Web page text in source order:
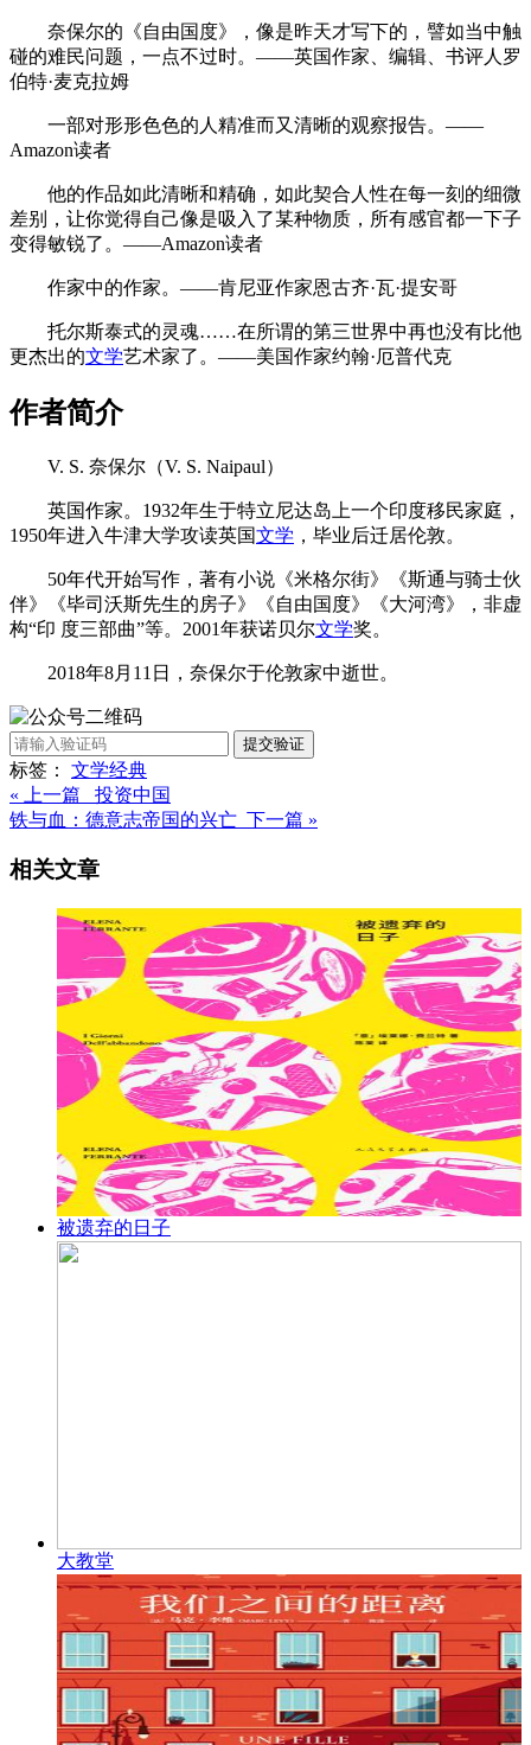
奈保尔的《自由国度》，像是昨天才写下的，譬如当中触
碰的难民问题，一点不过时。——英国作家、编辑、书评人罗
伯特·麦克拉姆
一部对形形色色的人精准而又清晰的观察报告。——
Amazon读者
他的作品如此清晰和精确，如此契合人性在每一刻的细微
差别，让你觉得自己像是吸入了某种物质，所有感官都一下子
变得敏锐了。——Amazon读者
作家中的作家。——肯尼亚作家恩古齐·瓦·提安哥
托尔斯泰式的灵魂……在所谓的第三世界中再也没有比他
更杰出的文学艺术家了。——美国作家约翰·厄普代克
作者简介
V. S. 奈保尔（V. S. Naipaul）
英国作家。1932年生于特立尼达岛上一个印度移民家庭，
1950年进入牛津大学攻读英国文学 ，毕业后迁居伦敦。
50年代开始写作，著有小说《米格尔街》《斯通与骑士伙
伴》《毕司沃斯先生的房子》《自由国度》《大河湾》，非虚
构“印 度三部曲”等。2001年获诺贝尔文学奖。
2018年8月11日，奈保尔于伦敦家中逝世。
提交验证
标签： 文学经典
« 上一篇 投资中国
铁与血：德意志帝国的兴亡 下一篇 »
相关文章
被遗弃的日子
大教堂